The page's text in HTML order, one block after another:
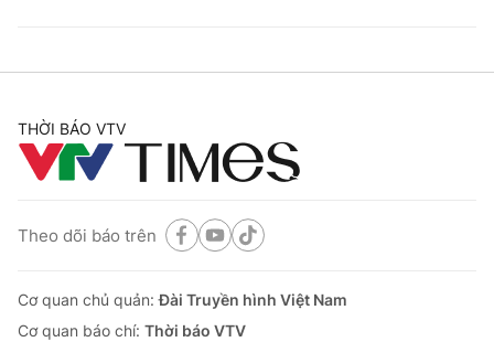
THỜI BÁO VTV
Theo dõi báo trên
Cơ quan chủ quản:Đài Truyền hình Việt Nam
Cơ quan báo chí: Thời báo VTV